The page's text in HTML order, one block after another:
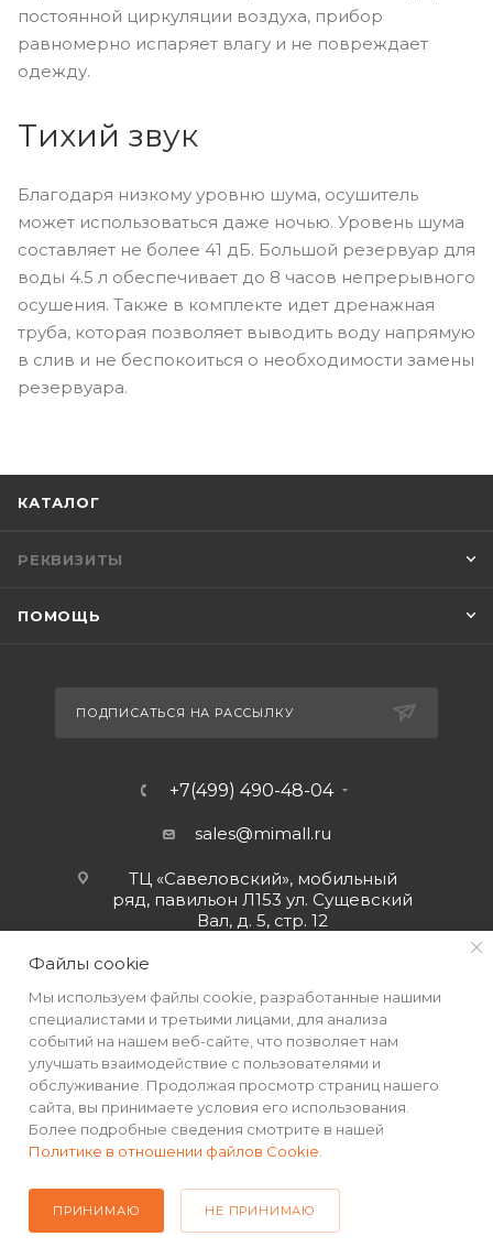
постоянной циркуляции воздуха, прибор
равномерно испаряет влагу и не повреждает
одежду.
Тихий звук
Благодаря низкому уровню шума, осушитель
может использоваться даже ночью. Уровень шума
составляет не более 41 дБ. Большой резервуар для
воды 4.5 л обеспечивает до 8 часов непрерывного
осушения. Также в комплекте идет дренажная
труба, которая позволяет выводить воду напрямую
в слив и не беспокоиться о необходимости замены
резервуара.
КАТАЛОГ
РЕКВИЗИТЫ
ПОМОЩЬ
ПОДПИСАТЬСЯ НА РАССЫЛКУ
+7(499) 490-48-04
sales@mimall.ru
ТЦ «Савеловский», мобильный
ряд, павильон Л153 ул. Сущевский
Вал, д. 5, стр. 12
2026 © Интернет-магазин MiMall® • Не является публичной
офертой • 2026 г.
Файлы cookie
Мы используем файлы cookie, разработанные нашими
специалистами и третьими лицами, для анализа
событий на нашем веб-сайте, что позволяет нам
улучшать взаимодействие с пользователями и
обслуживание. Продолжая просмотр страниц нашего
сайта, вы принимаете условия его использования.
Более подробные сведения смотрите в нашей
Политике в отношении файлов Cookie
ПРИНИМАЮ НЕ ПРИНИМАЮ